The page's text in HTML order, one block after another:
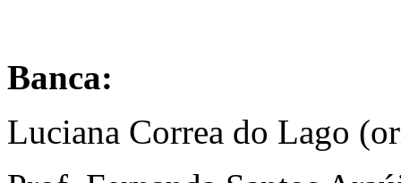
Banca:
Luciana Correa do Lago